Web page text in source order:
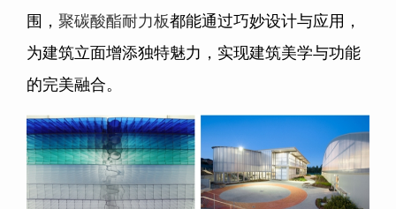
围， 聚碳酸酯耐力板都能通过巧妙设计与应用，
为建筑立面增添独特魅力，实现建筑美学与功能
的完美融合。